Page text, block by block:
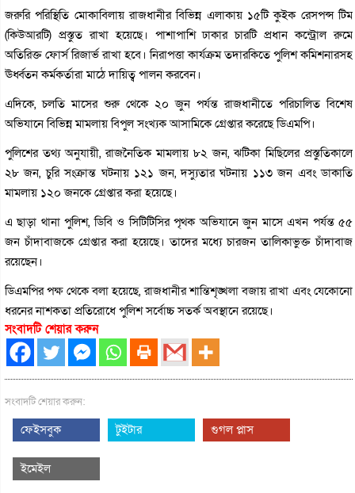
জরুরি পরিস্থিতি মোকাবিলায় রাজধানীর বিভিন্ন এলাকায় ১৫টি কুইক রেসপন্স টিম
(কিউআরটি) প্রস্তুত রাখা হয়েছে। পাশাপাশি ঢাকার চারটি প্রধান কন্ট্রোল রুমে
অতিরিক্ত ফোর্স রিজার্ভ রাখা হবে। নিরাপত্তা কার্যক্রম তদারকিতে পুলিশ কমিশনারসহ
ঊর্ধ্বতন কর্মকর্তারা মাঠে দায়িত্ব পালন করবেন।
এদিকে, চলতি মাসের শুরু থেকে ২০ জুন পর্যন্ত রাজধানীতে পরিচালিত বিশেষ
অভিযানে বিভিন্ন মামলায় বিপুল সংখ্যক আসামিকে গ্রেপ্তার করেছে ডিএমপি।
পুলিশের তথ্য অনুযায়ী, রাজনৈতিক মামলায় ৮২ জন, ঝটিকা মিছিলের প্রস্তুতিকালে
২৮ জন, চুরি সংক্রান্ত ঘটনায় ১২১ জন, দস্যুতার ঘটনায় ১১৩ জন এবং ডাকাতি
মামলায় ১২০ জনকে গ্রেপ্তার করা হয়েছে।
এ ছাড়া থানা পুলিশ, ডিবি ও সিটিটিসির পৃথক অভিযানে জুন মাসে এখন পর্যন্ত ৫৫
জন চাঁদাবাজকে গ্রেপ্তার করা হয়েছে। তাদের মধ্যে চারজন তালিকাভুক্ত চাঁদাবাজ
রয়েছেন।
ডিএমপির পক্ষ থেকে বলা হয়েছে, রাজধানীর শান্তিশৃঙ্খলা বজায় রাখা এবং যেকোনো
ধরনের নাশকতা প্রতিরোধে পুলিশ সর্বোচ্চ সতর্ক অবস্থানে রয়েছে।
সংবাদটি শেয়ার করুন
সংবাদটি শেয়ার করুন:
ফেইসবুক টুইটার গুগল প্লাস
ইমেইল